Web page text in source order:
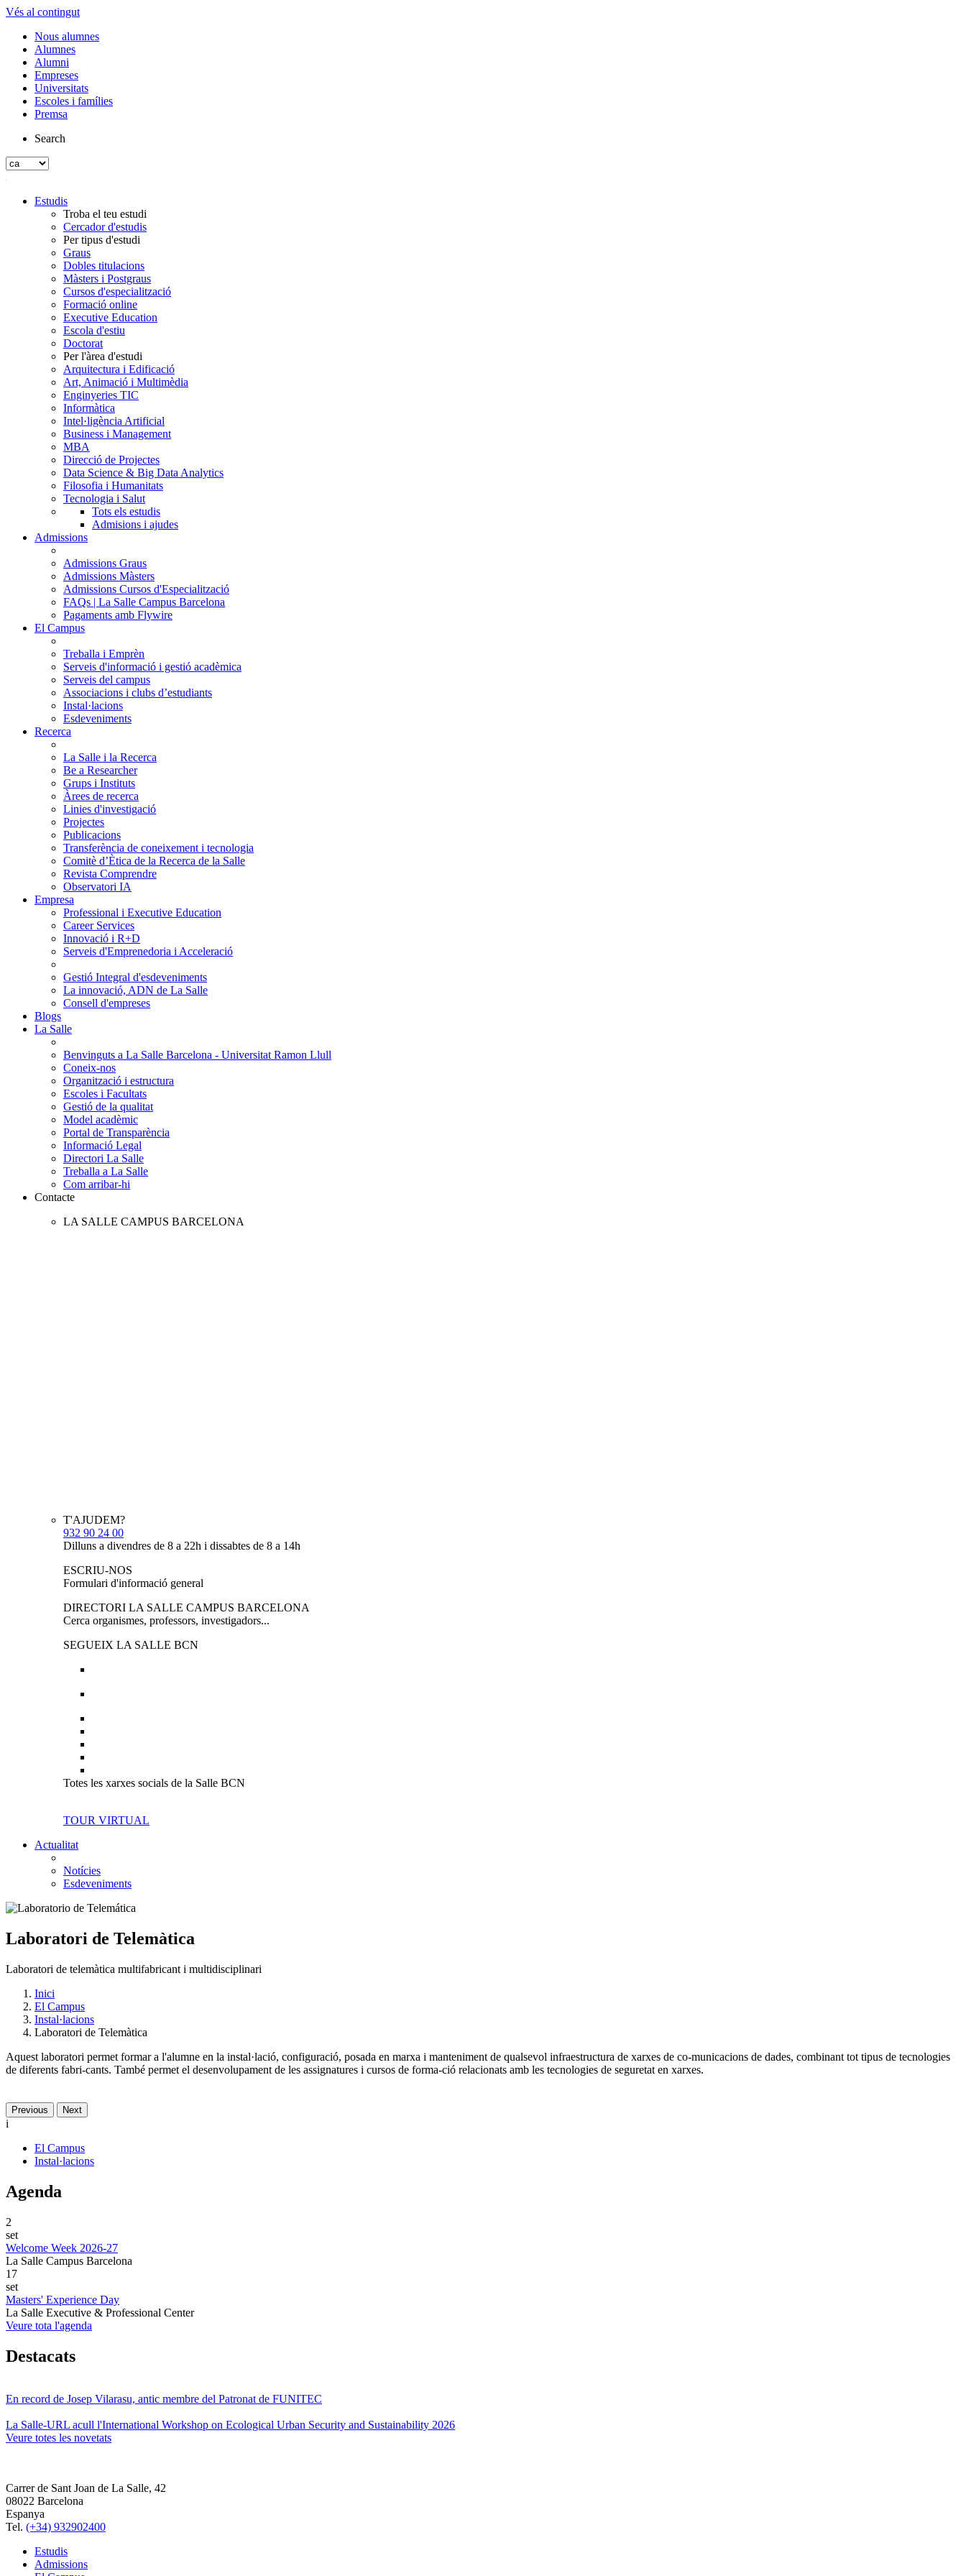
Vés al contingut
Nous alumnes
Alumnes
Alumni
Empreses
Universitats
Escoles i famílies
Premsa
Search
Estudis
Troba el teu estudi
Cercador d'estudis
Per tipus d'estudi
Graus
Dobles titulacions
Màsters i Postgraus
Cursos d'especialització
Formació online
Executive Education
Escola d'estiu
Doctorat
Per l'àrea d'estudi
Arquitectura i Edificació
Art, Animació i Multimèdia
Enginyeries TIC
Informàtica
Intel·ligència Artificial
Business i Management
MBA
Direcció de Projectes
Data Science & Big Data Analytics
Filosofia i Humanitats
Tecnologia i Salut
Tots els estudis
Admisions i ajudes
Admissions
Admissions Graus
Admissions Màsters
Admissions Cursos d'Especialització
FAQs | La Salle Campus Barcelona
Pagaments amb Flywire
El Campus
Treballa i Emprèn
Serveis d'informació i gestió acadèmica
Serveis del campus
Associacions i clubs d’estudiants
Instal·lacions
Esdeveniments
Recerca
La Salle i la Recerca
Be a Researcher
Grups i Instituts
Àrees de recerca
Linies d'investigació
Projectes
Publicacions
Transferència de coneixement i tecnologia
Comitè d’Ètica de la Recerca de la Salle
Revista Comprendre
Observatori IA
Empresa
Professional i Executive Education
Career Services
Innovació i R+D
Serveis d'Emprenedoria i Acceleració
Gestió Integral d'esdeveniments
La innovació, ADN de La Salle
Consell d'empreses
Blogs
La Salle
Benvinguts a La Salle Barcelona - Universitat Ramon Llull
Coneix-nos
Organització i estructura
Escoles i Facultats
Gestió de la qualitat
Model acadèmic
Portal de Transparència
Informació Legal
Directori La Salle
Treballa a La Salle
Com arribar-hi
Contacte
LA SALLE CAMPUS BARCELONA
T'AJUDEM?
932 90 24 00
Dilluns a divendres de 8 a 22h i dissabtes de 8 a 14h
ESCRIU-NOS
Formulari d'informació general
DIRECTORI LA SALLE CAMPUS BARCELONA
Cerca organismes, professors, investigadors...
SEGUEIX LA SALLE BCN
Totes les xarxes socials de la Salle BCN
TOUR VIRTUAL
Actualitat
Notícies
Esdeveniments
Laboratori de Telemàtica
Laboratori de telemàtica multifabricant i multidisciplinari
Inici
El Campus
Instal·lacions
Laboratori de Telemàtica
Aquest laboratori permet formar a l'alumne en la instal·lació, configuració, posada en marxa i manteniment de qualsevol infraestructura de xarxes de co-municacions de dades, combinant tot tipus de tecnologies
de diferents fabri-cants. També permet el desenvolupament de les assignatures i cursos de forma-ció relacionats amb les tecnologies de seguretat en xarxes.
Previous Next
i
El Campus
Instal·lacions
Agenda
2
set
Welcome Week 2026-27
La Salle Campus Barcelona
17
set
Masters' Experience Day
La Salle Executive & Professional Center
Veure tota l'agenda
Destacats
En record de Josep Vilarasu, antic membre del Patronat de FUNITEC
La Salle-URL acull l'International Workshop on Ecological Urban Security and Sustainability 2026
Veure totes les novetats
Carrer de Sant Joan de La Salle, 42
08022 Barcelona
Espanya
Tel. (+34) 932902400
Estudis
Admissions